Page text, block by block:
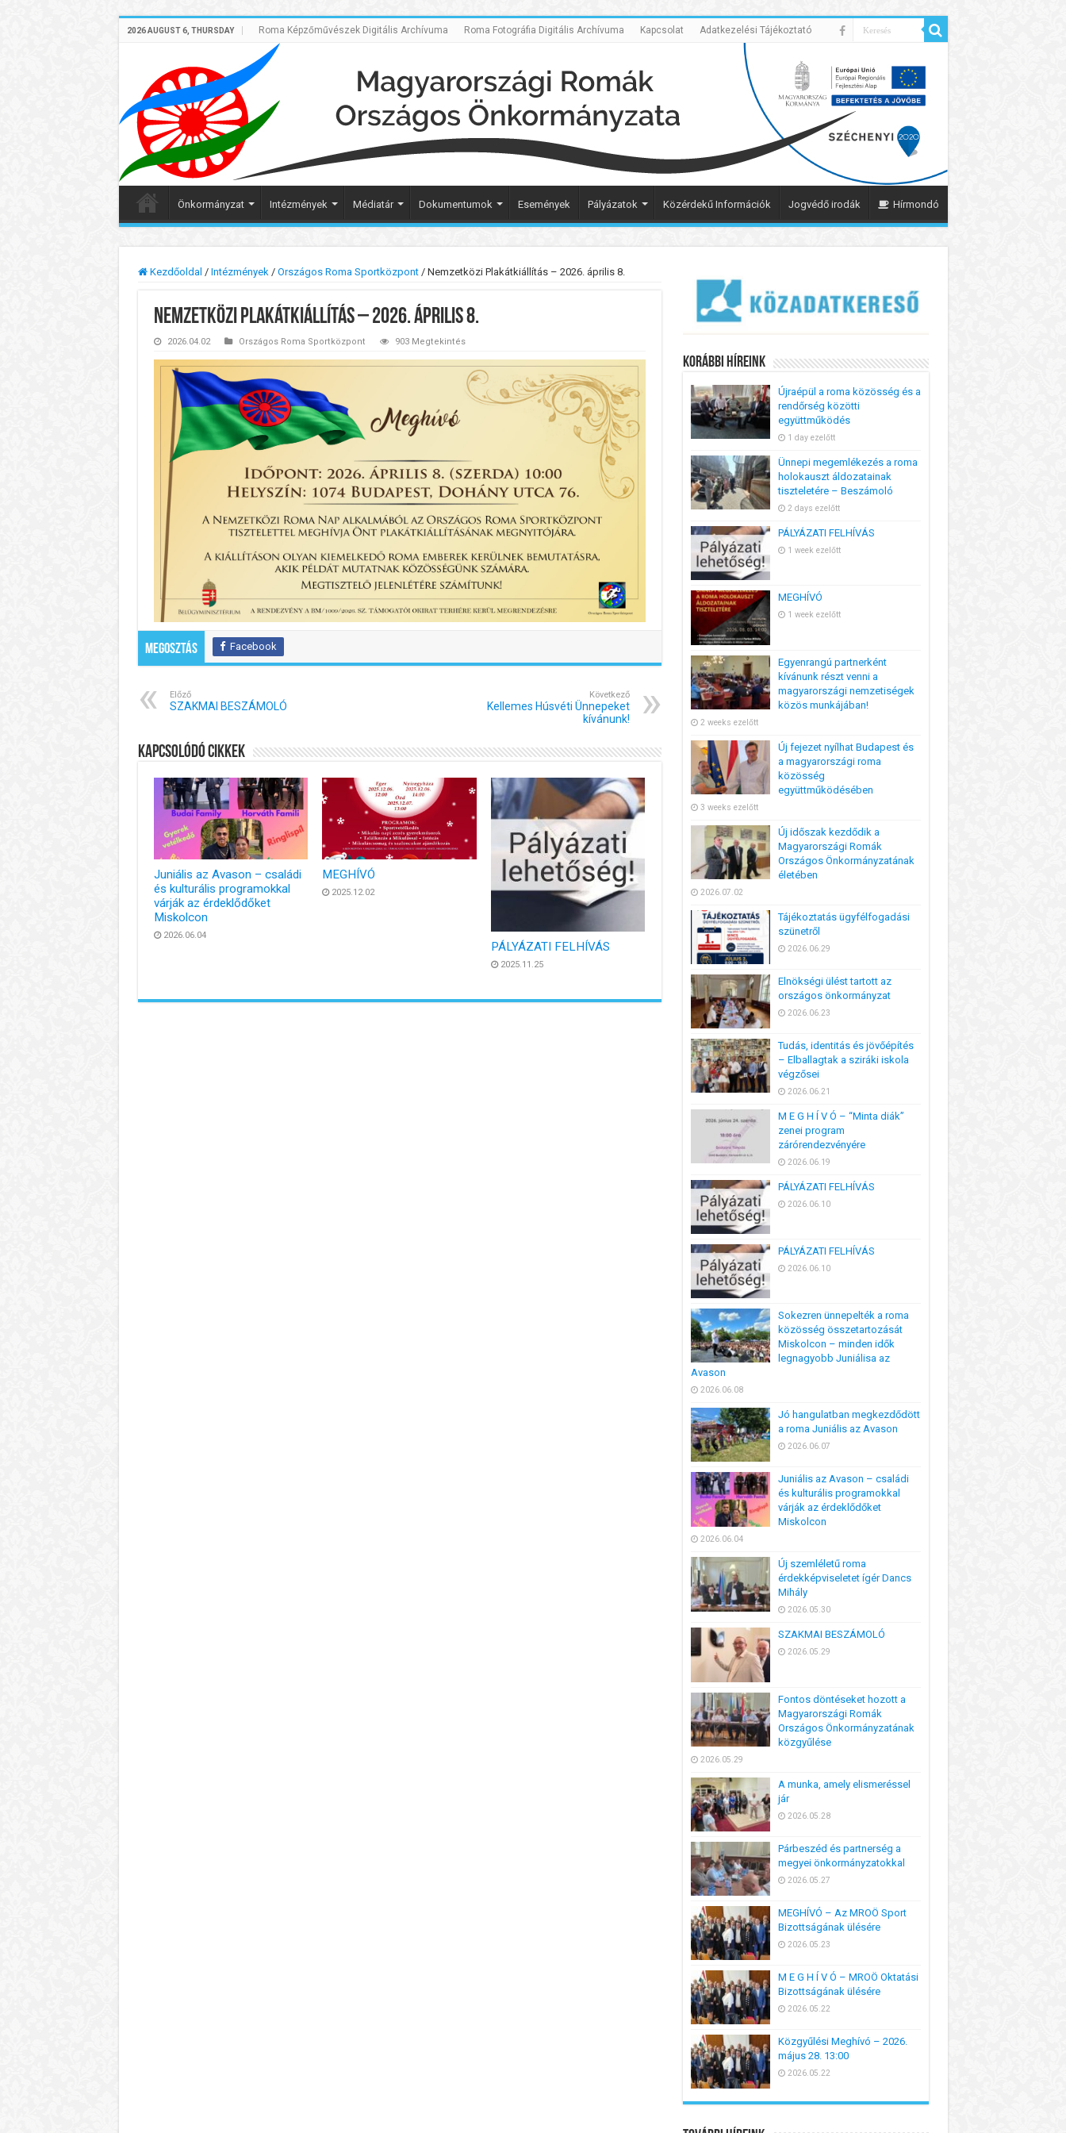
2026 AUGUST 6, THURSDAY Roma Képzőművészek Digitális Archívuma Roma Fotográfia Digitális Archívuma Kapcsolat Adatkezelési Tájékoztató
Önkormányzat Intézmények Médiatár Dokumentumok Események Pályázatok Közérdekű Információk Jogvédő irodák Hírmondó
Kezdőoldal / Intézmények / Országos Roma Sportközpont / Nemzetközi Plakátkiállítás – 2026. április 8.
Nemzetközi Plakátkiállítás – 2026. április 8.
2026.04.02 Országos Roma Sportközpont 903 Megtekintés
Megosztás Facebook
Előző
SZAKMAI BESZÁMOLÓ
Következő
Kellemes Húsvéti Ünnepeket
kívánunk!
Kapcsolódó cikkek
Juniális az Avason – családi
és kulturális programokkal
várják az érdeklődőket
Miskolcon
2026.06.04
MEGHÍVÓ
2025.12.02
PÁLYÁZATI FELHÍVÁS
2025.11.25
Korábbi Híreink
Újraépül a roma közösség és a
rendőrség közötti
együttműködés
1 day ezelőtt
Ünnepi megemlékezés a roma
holokauszt áldozatainak
tiszteletére – Beszámoló
2 days ezelőtt
PÁLYÁZATI FELHÍVÁS
1 week ezelőtt
MEGHÍVÓ
1 week ezelőtt
Egyenrangú partnerként
kívánunk részt venni a
magyarországi nemzetiségek
közös munkájában!
2 weeks ezelőtt
Új fejezet nyílhat Budapest és
a magyarországi roma
közösség
együttműködésében
3 weeks ezelőtt
Új időszak kezdődik a
Magyarországi Romák
Országos Önkormányzatának
életében
2026.07.02
Tájékoztatás ügyfélfogadási
szünetről
2026.06.29
Elnökségi ülést tartott az
országos önkormányzat
2026.06.23
Tudás, identitás és jövőépítés
– Elballagtak a sziráki iskola
végzősei
2026.06.21
M E G H Í V Ó – “Minta diák”
zenei program
zárórendezvényére
2026.06.19
PÁLYÁZATI FELHÍVÁS
2026.06.10
PÁLYÁZATI FELHÍVÁS
2026.06.10
Sokezren ünnepelték a roma
közösség összetartozását
Miskolcon – minden idők
legnagyobb Juniálisa az
Avason
2026.06.08
Jó hangulatban megkezdődött
a roma Juniális az Avason
2026.06.07
Juniális az Avason – családi
és kulturális programokkal
várják az érdeklődőket
Miskolcon
2026.06.04
Új szemléletű roma
érdekképviseletet ígér Dancs
Mihály
2026.05.30
SZAKMAI BESZÁMOLÓ
2026.05.29
Fontos döntéseket hozott a
Magyarországi Romák
Országos Önkormányzatának
közgyűlése
2026.05.29
A munka, amely elismeréssel
jár
2026.05.28
Párbeszéd és partnerség a
megyei önkormányzatokkal
2026.05.27
MEGHÍVÓ – Az MROÖ Sport
Bizottságának ülésére
2026.05.23
M E G H Í V Ó – MROÖ Oktatási
Bizottságának ülésére
2026.05.22
Közgyűlési Meghívó – 2026.
május 28. 13:00
2026.05.22